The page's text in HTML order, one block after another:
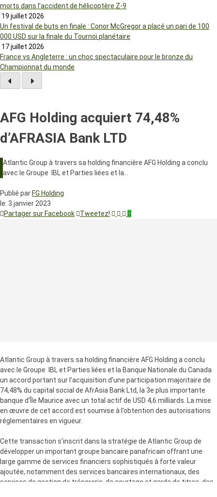
morts dans l’accident de hélicoptère Z-9
19 juillet 2026
Un festival de buts en finale : Conor McGregor a placé un pari de 100
000 USD sur la finale du Tournoi planétaire
17 juillet 2026
France vs Angleterre : un choc spectaculaire pour le bronze du
Championnat du monde
AFG Holding acquiert 74,48%
d’AFRASIA Bank LTD
Atlantic Group à travers sa holding financière AFG Holding a conclu
avec le Groupe IBL et Parties liées et la…
Publié par FG Holding
le: 3 janvier 2023
Partager sur Facebook
Tweetez!
Atlantic Group à travers sa holding financière AFG Holding a conclu
avec le Groupe IBL et Parties liées et la Banque Nationale du Canada
un accord portant sur l’acquisition d’une participation majoritaire de
74,48% du capital social de AfrAsia Bank Ltd, la 3e plus importante
banque d’Île Maurice avec un total actif de USD 4,6 milliards. La mise
en œuvre de cet accord est soumise à l’obtention des autorisations
réglementaires en vigueur.
Cette transaction s’inscrit dans la stratégie de Atlantic Group de
développer un important groupe bancaire panafricain offrant une
large gamme de services financiers sophistiqués à forte valeur
ajoutée, notamment des services bancaires internationaux, des
services de gestion de trésorerie, de courtage et garde de titres, des